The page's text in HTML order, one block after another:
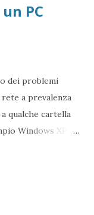
PC
dei problemi
rete a prevalenza
qualche cartella
Windows XP)
SAMBA .
il sistema vede le